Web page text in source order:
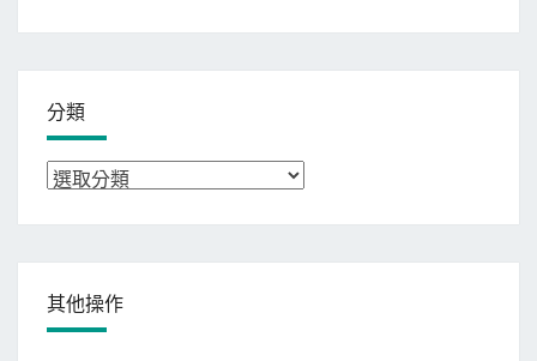
分類
分
其他操作